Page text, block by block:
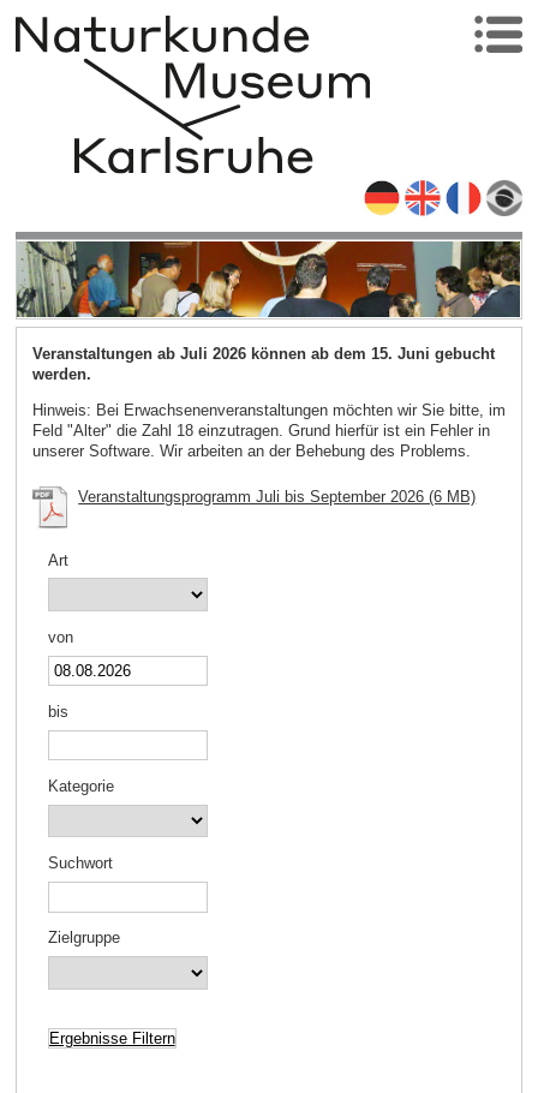
Veranstaltungen ab Juli 2026 können ab dem 15. Juni gebucht
werden.
Hinweis: Bei Erwachsenenveranstaltungen möchten wir Sie bitte, im
Feld "Alter" die Zahl 18 einzutragen. Grund hierfür ist ein Fehler in
unserer Software. Wir arbeiten an der Behebung des Problems.
Veranstaltungsprogramm Juli bis September 2026 (6 MB)
Art
von
bis
Kategorie
Suchwort
Zielgruppe